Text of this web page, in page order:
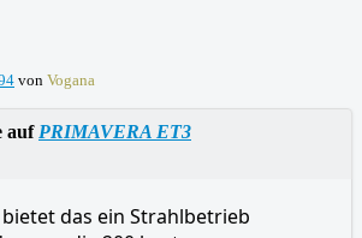
von Vogana
auf PRIMAVERA ET3
das ein Strahlbetrieb